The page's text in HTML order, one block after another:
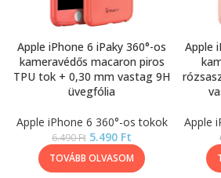
Apple iPhone 6 iPaky 360°-os
kameravédős macaron piros
TPU tok + 0,30 mm vastag 9H
üvegfólia
Apple iPhone 6 360°-os tokok
6.490Ft 5.490 Ft
TOVÁBB OLVASOM
Apple
Apple